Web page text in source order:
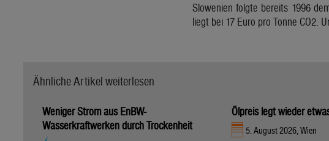
Slowenien folgte bereits 1996
liegt bei 17 Euro pro Tonne CO2.
Ähnliche Artikel weiterlesen
Weniger Strom aus EnBW-
Wasserkraftwerken durch Trockenheit
Ölpreis legt wieder
5. August 2026, Wien